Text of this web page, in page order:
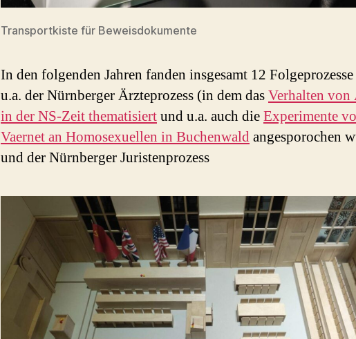
Transportkiste für Beweisdokumente
In den folgenden Jahren fanden insgesamt 12
u.a. der Nürnberger Ärzteprozess (in dem dasVerhalten von
in der NS-Zeit thematisiertund u.a. auch dieExperimente
Vaernet an Homosexuellen in Buchenwaldangesporochen
und der Nürnberger Juristenprozess